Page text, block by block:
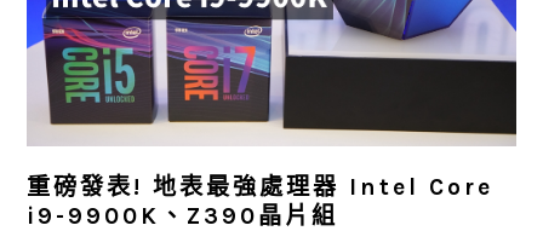
重磅發表! 地表最強處理器 Intel Core
i9-9900K、Z390晶片組